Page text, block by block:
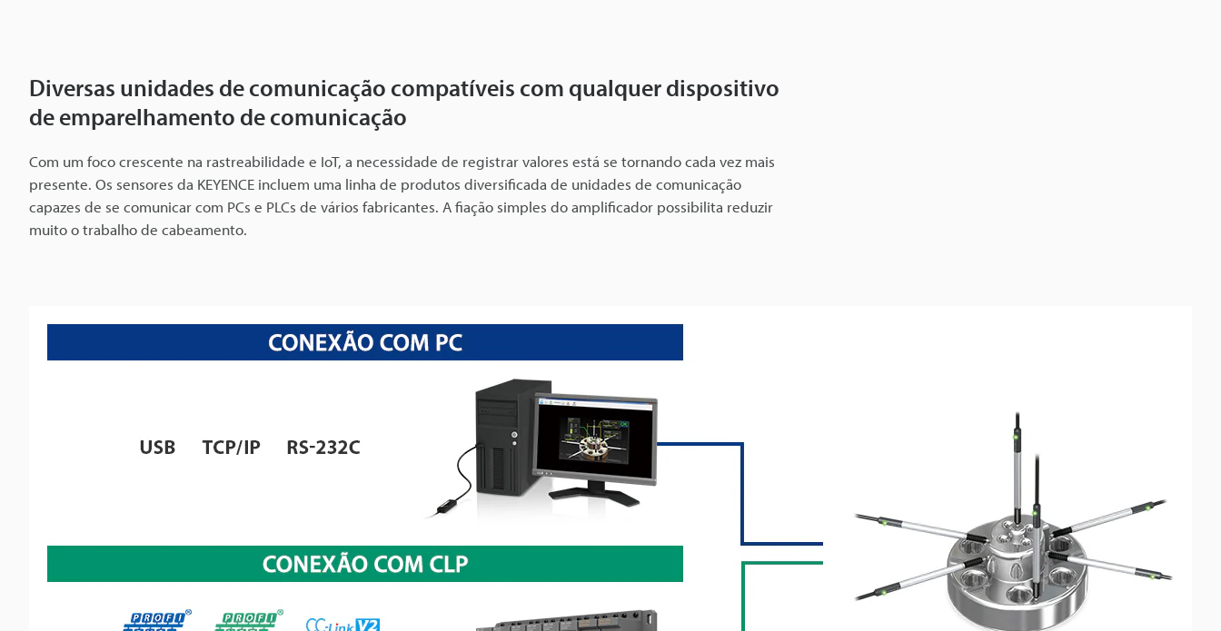
Diversas unidades de comunicação compatíveis com qualquer dispositivo
de emparelhamento de comunicação
Com um foco crescente na rastreabilidade e IoT, a necessidade de registrar valores está se tornando cada vez mais
presente. Os sensores da KEYENCE incluem uma linha de produtos diversificada de unidades de comunicação
capazes de se comunicar com PCs e PLCs de vários fabricantes. A fiação simples do amplificador possibilita reduzir
muito o trabalho de cabeamento.